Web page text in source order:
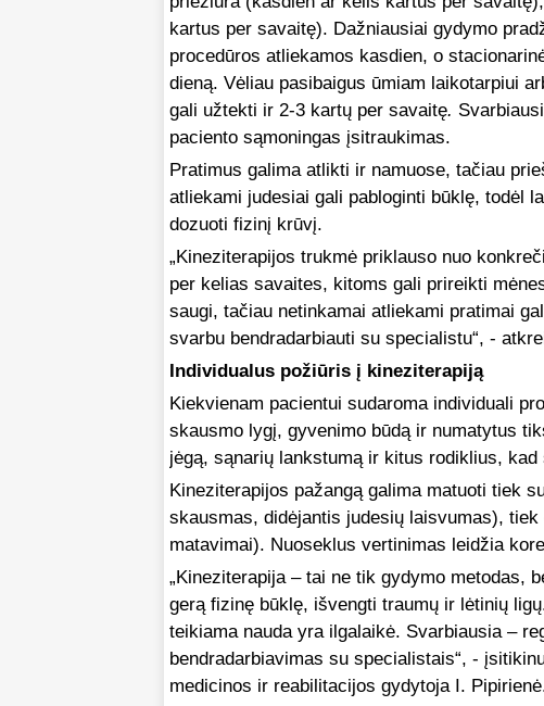
kartus per savaitę). Dažniausiai gydymo
procedūros atliekamos kasdien, o
dieną. Vėliau pasibaigus ūmiam laikotarpiui
gali užtekti ir 2-3 kartų per savaitę.
paciento sąmoningas įsitraukimas.
Pratimus galima atlikti ir namuose, tačiau
atliekami judesiai gali pabloginti būklę, todėl
dozuoti fizinį krūvį.
„Kineziterapijos trukmė priklauso nuo
per kelias savaites, kitoms gali prireikti
saugi, tačiau netinkamai atliekami pratimai
svarbu bendradarbiauti su specialistu“, -
Individualus požiūris į kineziterapiją
Kiekvienam pacientui sudaroma individuali
skausmo lygį, gyvenimo būdą ir numatytus
jėgą, sąnarių lankstumą ir kitus rodiklius,
Kineziterapijos pažangą galima matuoti tiek
skausmas, didėjantis judesių laisvumas),
matavimai). Nuoseklus vertinimas leidžia
„Kineziterapija – tai ne tik gydymo metodas,
gerą fizinę būklę, išvengti traumų ir lėtinių
teikiama nauda yra ilgalaikė. Svarbiausia –
bendradarbiavimas su specialistais“, -
medicinos ir reabilitacijos gydytoja I.